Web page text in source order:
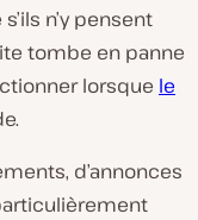
n’y pensent
tombe en panne
lorsque le
d’annonces